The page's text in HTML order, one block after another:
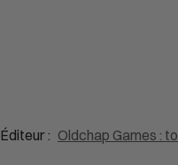
Éditeur : Oldchap Games :